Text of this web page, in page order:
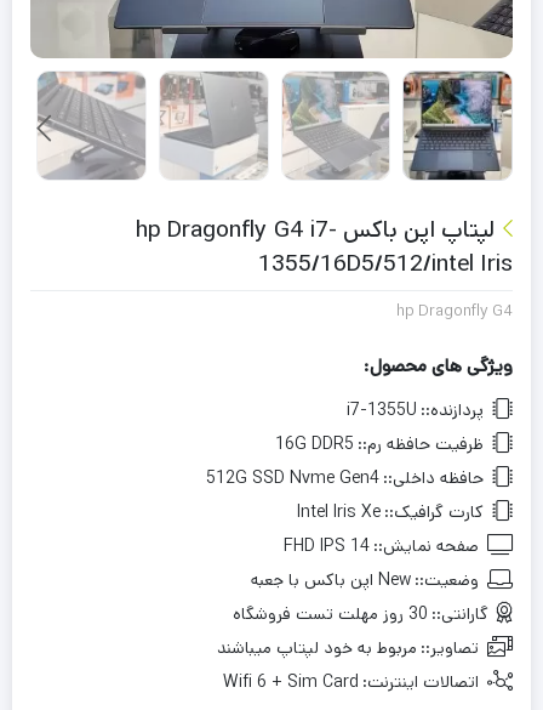
لپتاپ اپن باکس hp Dragonfly G4 i7-
1355/16D5/512/intel Iris
hp Dragonfly G4
ویژگی های محصول:
پردازنده:: i7-1355U
ظرفیت حافظه رم:: 16G DDR5
حافظه داخلی:: 512G SSD Nvme Gen4
کارت گرافیک:: Intel Iris Xe
صفحه نمایش:: 14 FHD IPS
وضعیت:: New اپن باکس با جعبه
گارانتی:: 30 روز مهلت تست فروشگاه
تصاویر:: مربوط به خود لپتاپ میباشند
اتصالات اینترنت: Wifi 6 + Sim Card